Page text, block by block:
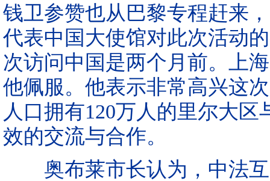
钱卫参赞也从巴黎专程赶来
代表中国大使馆对此次活动
次访问中国是两个月前。上
他佩服。他表示非常高兴这
人口拥有120万人的里尔大
效的交流与合作。
奥布莱市长认为，中法互